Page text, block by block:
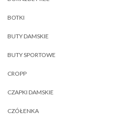
BOTKI
BUTY DAMSKIE
BUTY SPORTOWE
CROPP
CZAPKI DAMSKIE
CZÓŁENKA